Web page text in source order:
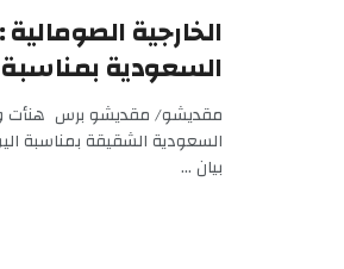
الخارجية
السعودية
مقديشو/ مقديشو برس هنأت
بيان ...